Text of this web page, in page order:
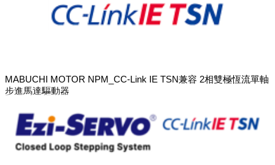
MABUCHI MOTOR NPM_CC-Link IE TSN兼容 2相雙極恆流單軸
步進馬達驅動器